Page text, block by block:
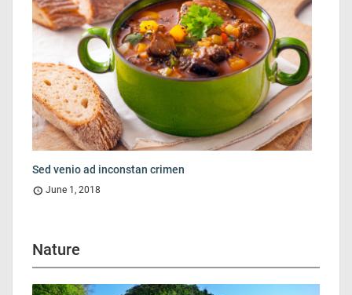
Sed venio ad inconstan crimen
June 1, 2018
Nature